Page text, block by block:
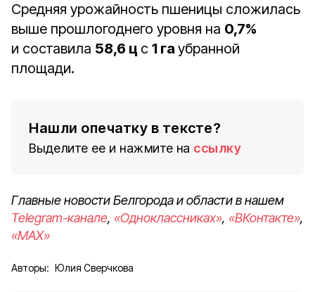
Средняя урожайность пшеницы сложилась
выше прошлогоднего уровня на 0,7%
и составила 58,6 ц с 1 га убранной
площади.
Нашли опечатку в тексте?
Выделите ее и нажмите на ссылку
Главные новости Белгорода и области в нашем
Telegram-канале, «Одноклассниках», «ВКонтакте»,
«MAX»
Авторы: Юлия Сверчкова